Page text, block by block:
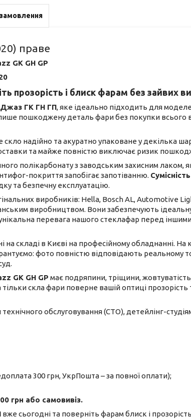
праве
GK GH GP
прозорість і блиск фарам без зайвих
ГК ГН ГП, яке ідеально підходить для
пошкоджену деталь фари без покупки всього
надійно та акуратно упаковане у декілька
та майже повністю виключає ризик
полікарбонату з заводським захисним лаком,
покриття запобігає запотіванню. Сумісність
та безпечну експлуатацію.
виробників: Hella, Bosch AL, Automotive
виробництвом. Вони забезпечують
перевага нашого стеклафар перед
на складі в Києві на професійному обладнанні. На
фото повністю відповідають реальному
GK GH GP має подряпини, тріщини,
тільки скла фари поверне вашій оптиці прозорість
обслуговування (СТО), детейлінг-
300 грн, УкрПошта – за повної оплати);
грн або самовивіз.
вже сьогодні та поверніть фарам блиск і